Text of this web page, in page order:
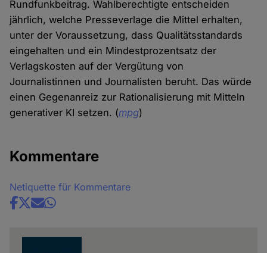
Rundfunkbeitrag. Wahlberechtigte entscheiden
jährlich, welche Presseverlage die Mittel erhalten,
unter der Voraussetzung, dass Qualitätsstandards
eingehalten und ein Mindestprozentsatz der
Verlagskosten auf der Vergütung von
Journalistinnen und Journalisten beruht. Das würde
einen Gegenanreiz zur Rationalisierung mit Mitteln
generativer KI setzen. (mpg)
Kommentare
Netiquette für Kommentare
Share